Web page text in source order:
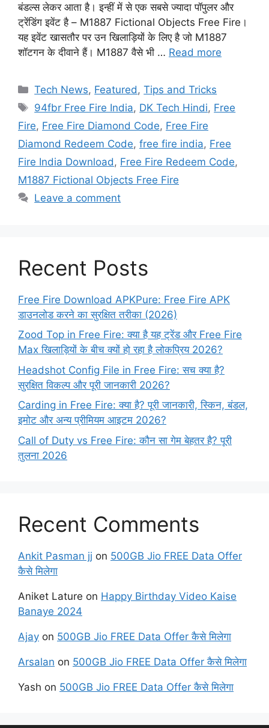
बंडल्स लेकर आता है। इन्हीं में से एक सबसे ज्यादा पॉपुलर और
ट्रेंडिंग इवेंट है – M1887 Fictional Objects Free Fire।
यह इवेंट खासतौर पर उन खिलाड़ियों के लिए है जो M1887
शॉटगन के दीवाने हैं। M1887 वैसे भी … Read more
Categories
Tech News, Featured ,Tips and Tricks
Tags
94fbr Free Fire India, DK Tech Hindi, Free
Fire, Free Fire Diamond Code, Free Fire
Diamond Redeem Code, free fire india, Free
Fire India Download , Free Fire Redeem Code,
M1887 Fictional Objects Free Fire
Leave a comment
Recent Posts
Free Fire Download APKPure: Free Fire APK
डाउनलोड करने का सुरक्षित तरीका (2026)
Zood Top in Free Fire: क्या है यह ट्रेंड और Free Fire
Max खिलाड़ियों के बीच क्यों हो रहा है लोकप्रिय 2026?
Headshot Config File in Free Fire: सच क्या है?
सुरक्षित विकल्प और पूरी जानकारी 2026?
Carding in Free Fire: क्या है? पूरी जानकारी, स्किन, बंडल,
इमोट और अन्य प्रीमियम आइटम 2026?
Call of Duty vs Free Fire: कौन सा गेम बेहतर है? पूरी
तुलना 2026
Recent Comments
Ankit Pasman jj on 500GB Jio FREE Data Offer
कैसे मिलेगा
Aniket Lature on Happy Birthday Video Kaise
Banaye 2024
Ajay on 500GB Jio FREE Data Offer कैसे मिलेगा
Arsalan on 500GB Jio FREE Data Offer कैसे मिलेगा
Yash on 500GB Jio FREE Data Offer कैसे मिलेगा